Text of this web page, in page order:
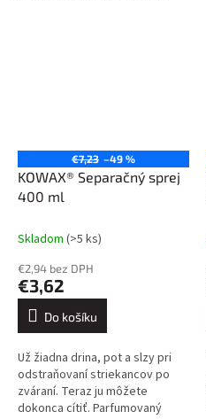
€7,23 –49 %
KOWAX® Separačný sprej
400 ml
Skladom (>5 ks)
€2,94 bez DPH
€3,62
Do košíku
Už žiadna drina, pot a slzy pri
odstraňovaní striekancov po
zváraní. Teraz ju môžete
dokonca cítiť. Parfumovaný